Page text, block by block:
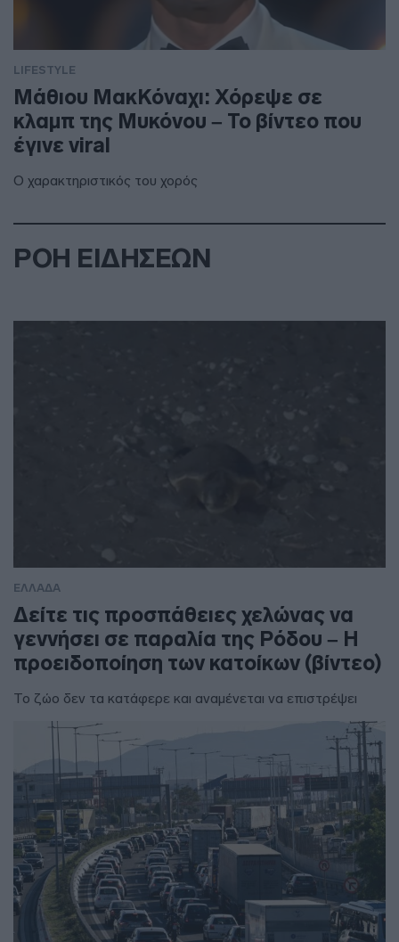
LIFESTYLE
Μάθιου ΜακΚόναχι: Χόρεψε σε
κλαμπ της Μυκόνου – Το βίντεο που
έγινε viral
Ο χαρακτηριστικός του χορός
ΡΟΗ ΕΙΔΗΣΕΩΝ
ΕΛΛΑΔΑ
Δείτε τις προσπάθειες χελώνας να
γεννήσει σε παραλία της Ρόδου – Η
προειδοποίηση των κατοίκων (βίντεο)
Το ζώο δεν τα κατάφερε και αναμένεται να επιστρέψει